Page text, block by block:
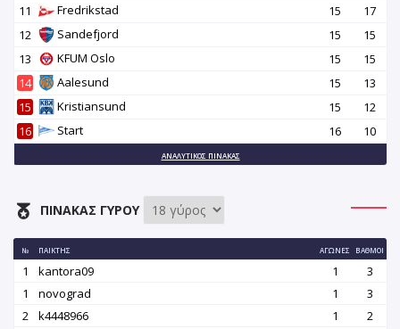
11
Fredrikstad 15
17
12
Sandefjord 15
15
13
KFUM Oslo 15
15
14
Aalesund 15
13
15
Kristiansund 15
12
16
Start 16 10
ΑΝΑΛΥΤΙΚΌΣ ΠΊΝΑΚΑΣ
ΠΊΝΑΚΑΣ ΓΎΡΟΥ
№ ΠΑΊΚΤΗΣ ΑΓΏΝΕΣ ΒΑΘΜΟΊ
1 kantora09 1
3
1
novograd 1
3
2
k4448966 1
2